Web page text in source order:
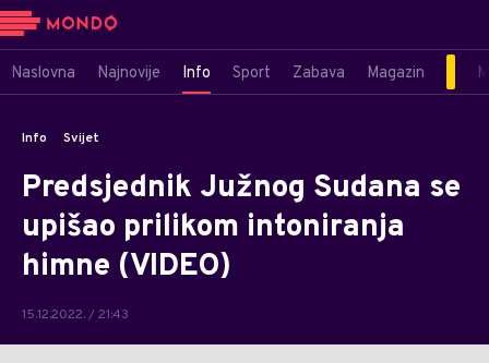
Naslovna Najnovije Info Sport Zabava Magazin
Info Svijet
Predsjednik Južnog Sudana se
upišao prilikom intoniranja
himne (VIDEO)
15.12.2022. / 21:43